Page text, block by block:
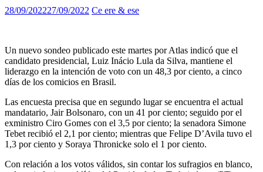
28/09/202227/09/2022 Ce ere & ese
Un nuevo sondeo publicado este martes por Atlas indicó que el
candidato presidencial, Luiz Inácio Lula da Silva, mantiene el
liderazgo en la intención de voto con un 48,3 por ciento, a cinco
días de los comicios en Brasil.
Las encuesta precisa que en segundo lugar se encuentra el actual
mandatario, Jair Bolsonaro, con un 41 por ciento; seguido por el
exministro Ciro Gomes con el 3,5 por ciento; la senadora Simone
Tebet recibió el 2,1 por ciento; mientras que Felipe D’Avila tuvo el
1,3 por ciento y Soraya Thronicke solo el 1 por ciento.
Con relación a los votos válidos, sin contar los sufragios en blanco,